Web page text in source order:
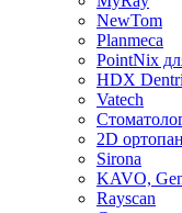
NewTom
Planmeca
PointNix
HDX Dentri
Vatech
2D
Sirona
KAVO,
Rayscan